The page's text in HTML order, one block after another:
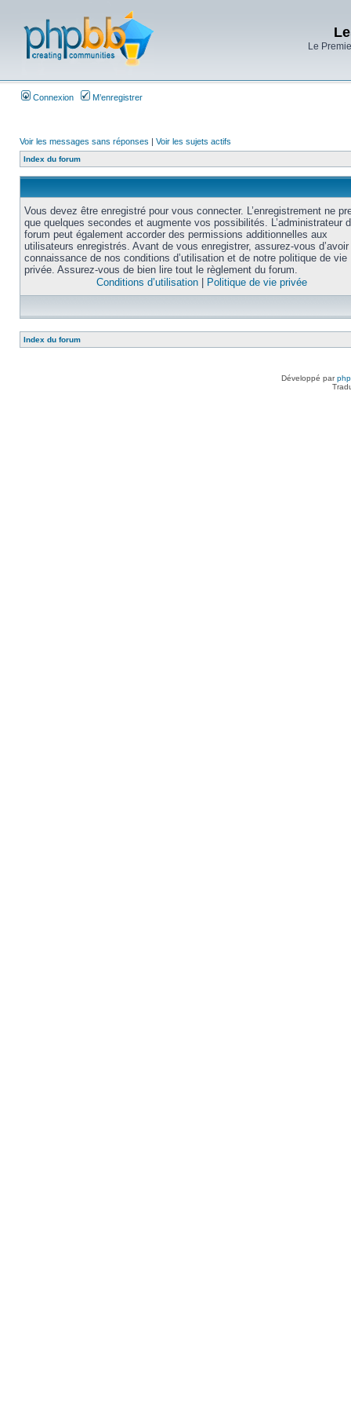
Le
Connexion M’enregistrer
Voir les messages sans réponses | Voir les sujets actifs
Index du forum
Vous devez être enregistré pour vous connecter. L’enregistrement ne
que quelques secondes et augmente vos possibilités. L’administrateur
forum peut également accorder des permissions additionnelles aux
utilisateurs enregistrés. Avant de vous enregistrer, assurez-vous
connaissance de nos conditions d’utilisation et de notre politique de vie
privée. Assurez-vous de bien lire tout le règlement du forum.
Conditions d’utilisation
Politique de vie privée
Index du forum
Développé par